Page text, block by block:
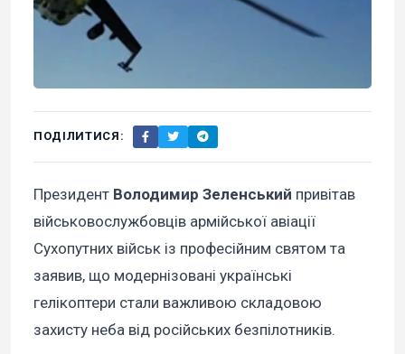
ПОДІЛИТИСЯ:
Президент Володимир Зеленський привітав
військовослужбовців армійської авіації
Сухопутних військ із професійним святом та
заявив, що модернізовані українські
гелікоптери стали важливою складовою
захисту неба від російських безпілотників.